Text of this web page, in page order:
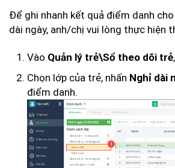
Để ghi nhanh kết quả điểm danh
dài ngày, anh/chị vui lòng thực hiện
Vào Quản lý trẻ\Sổ theo dõi trẻ
Chọn lớp của trẻ, nhấn Nghỉ dài
điểm danh.